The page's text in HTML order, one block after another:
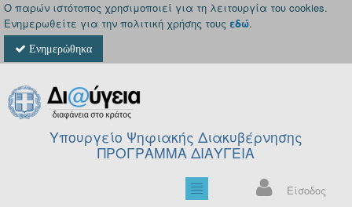
Ο παρών ιστότοπος χρησιμοποιεί για τη λειτουργία του cookies.
Ενημερωθείτε για την πολιτική χρήσης τους εδώ.
Ενημερώθηκα
Υπουργείο Ψηφιακής Διακυβέρνησης
ΠΡΟΓΡΑΜΜΑ ΔΙΑΥΓΕΙΑ
Είσοδος